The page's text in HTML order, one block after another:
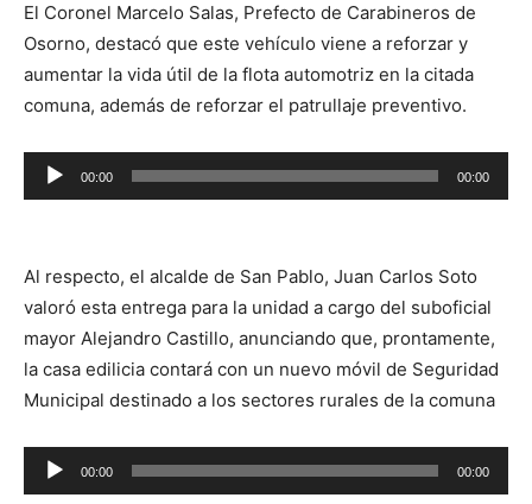
El Coronel Marcelo Salas, Prefecto de Carabineros de
Osorno, destacó que este vehículo viene a reforzar y
aumentar la vida útil de la flota automotriz en la citada
comuna, además de reforzar el patrullaje preventivo.
Reproductor
de
00:00 00:00
Al respecto, el alcalde de San Pablo, Juan Carlos Soto
valoró esta entrega para la unidad a cargo del suboficial
mayor Alejandro Castillo, anunciando que, prontamente,
la casa edilicia contará con un nuevo móvil de Seguridad
Municipal destinado a los sectores rurales de la comuna
Reproductor
de
00:00 00:00